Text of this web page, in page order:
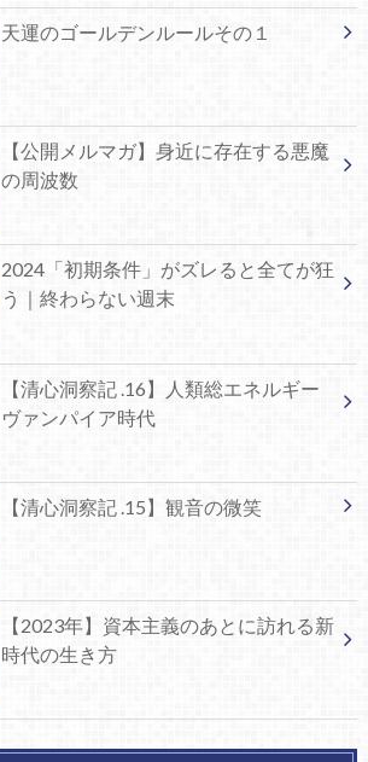
天運のゴールデンルールその１
【公開メルマガ】身近に存在する悪魔
の周波数
2024「初期条件」がズレると全てが狂
う｜終わらない週末
【清心洞察記 .16】人類総エネルギー
ヴァンパイア時代
【清心洞察記 .15】観音の微笑
【2023年】資本主義のあとに訪れる新
時代の生き方